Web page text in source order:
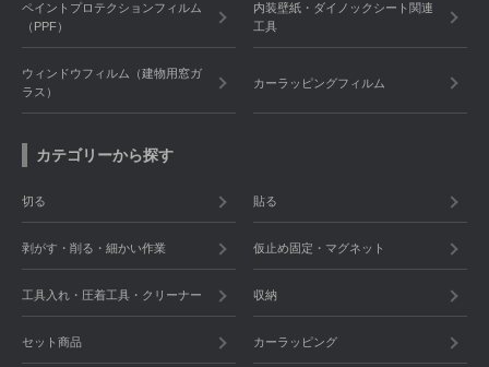
ペイントプロテクションフィルム
（PPF）
内装壁紙・ダイノックシート関連
工具
ウィンドウフィルム（建物用窓ガ
ラス）
カーラッピングフィルム
カテゴリーから探す
切る 貼る
剥がす・削る・細かい作業 仮止め固定・マグネット
工具入れ・圧着工具・クリーナー 収納
セット商品 カーラッピング